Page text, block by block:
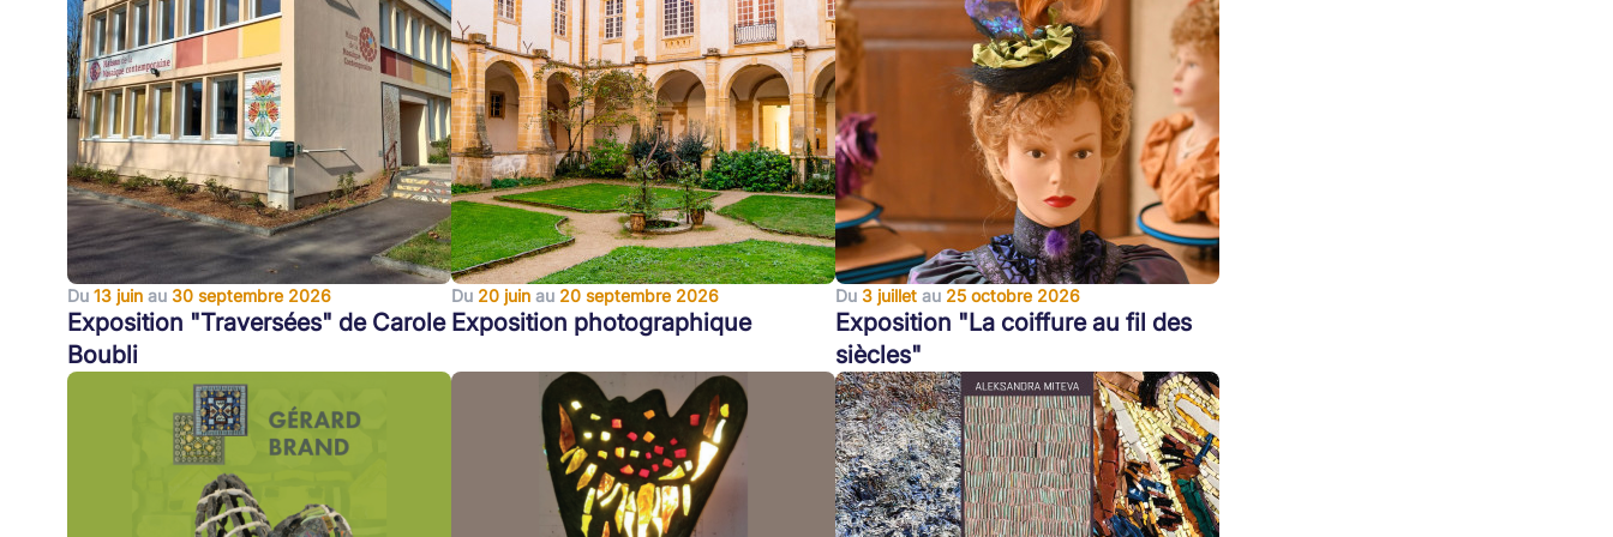
Du 13 juin au 30 septembre 2026
Exposition "Traversées" de Carole
Boubli
Du 20 juin au 20 septembre 2026
Exposition photographique
Du 3 juillet au 25 octobre 2026
Exposition "La coiffure au fil des
siècles"